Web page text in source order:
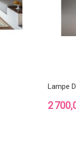
Lampe
Prix
2